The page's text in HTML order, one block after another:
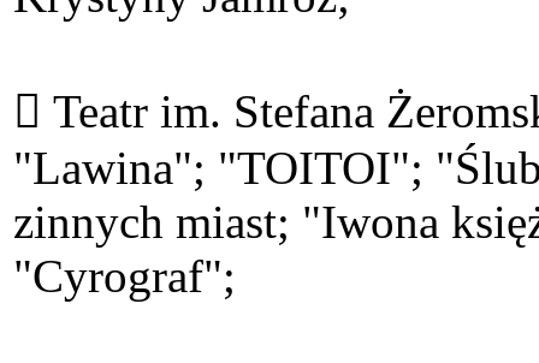
 Teatr im. Stefana
"Lawina"; "TOITOI";
zinnych miast; "Iwona
"Cyrograf";